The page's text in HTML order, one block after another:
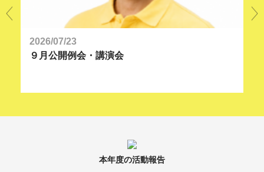
2026/07/23
９月公開例会・講演会
本年度の活動報告